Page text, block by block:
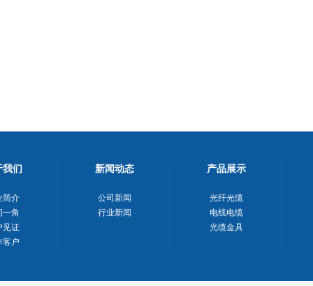
我们 新闻动态 产品展示
简介
一角
见证
客户
公司新闻
行业新闻
光纤光缆
电线电缆
光缆金具